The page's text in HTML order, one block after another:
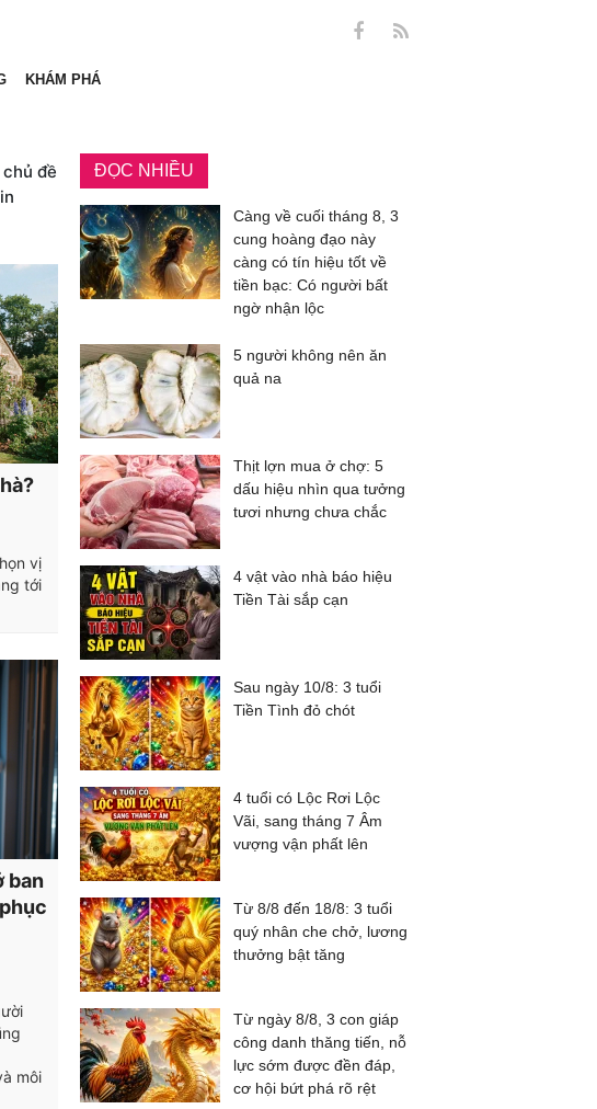
KHÁM PHÁ
đề
vị
tới
ban
môi
ĐỌC NHIỀU
Càng về cuối tháng 8, 3
cung hoàng đạo này
càng có tín hiệu tốt về
tiền bạc: Có người bất
ngờ nhận lộc
5 người không nên ăn
quả na
Thịt lợn mua ở chợ: 5
dấu hiệu nhìn qua tưởng
tươi nhưng chưa chắc
4 vật vào nhà báo hiệu
Tiền Tài sắp cạn
Sau ngày 10/8: 3 tuổi
Tiền Tình đỏ chót
4 tuổi có Lộc Rơi Lộc
Vãi, sang tháng 7 Âm
vượng vận phất lên
Từ 8/8 đến 18/8: 3 tuổi
quý nhân che chở, lương
thưởng bật tăng
Từ ngày 8/8, 3 con giáp
công danh thăng tiến, nỗ
lực sớm được đền đáp,
cơ hội bứt phá rõ rệt